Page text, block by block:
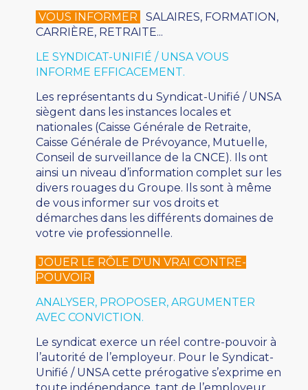
VOUS INFORMER
SALAIRES, FORMATION,
CARRIÈRE, RETRAITE...
LE SYNDICAT-UNIFIÉ / UNSA VOUS
INFORME EFFICACEMENT.
Les représentants du Syndicat-Unifié / UNSA
siègent dans les instances locales et
nationales (Caisse Générale de Retraite,
Caisse Générale de Prévoyance, Mutuelle,
Conseil de surveillance de la CNCE). Ils ont
ainsi un niveau d’information complet sur les
divers rouages du Groupe. Ils sont à même
de vous informer sur vos droits et
démarches dans les différents domaines de
votre vie professionnelle.
JOUER LE RÔLE D'UN VRAI CONTRE-
POUVOIR
ANALYSER, PROPOSER, ARGUMENTER
AVEC CONVICTION.
Le syndicat exerce un réel contre-pouvoir à
l’autorité de l’employeur. Pour le Syndicat-
Unifié / UNSA cette prérogative s’exprime en